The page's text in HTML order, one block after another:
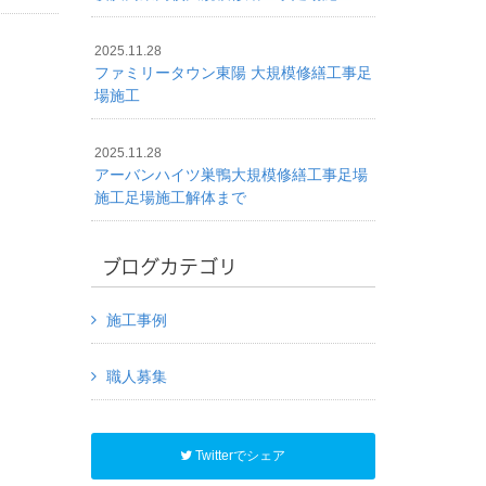
2025.11.28
ファミリータウン東陽 大規模修繕工事足
場施工
2025.11.28
アーバンハイツ巣鴨大規模修繕工事足場
施工足場施工解体まで
ブログカテゴリ
施工事例
職人募集
Twitterでシェア